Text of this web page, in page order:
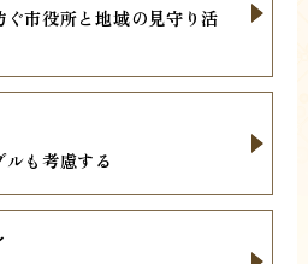
市役所と地域の見守り活
も考慮する